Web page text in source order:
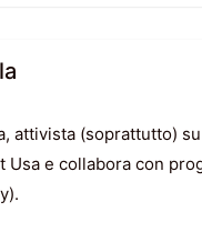
attivista (soprattutto)
Usa e collabora con